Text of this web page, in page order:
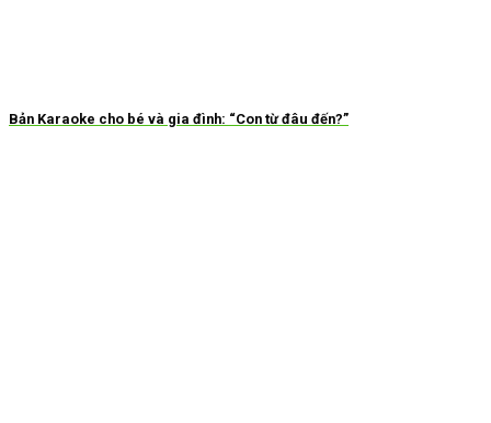
Bản Karaoke cho bé và gia đình: “Con từ đâu đến?”